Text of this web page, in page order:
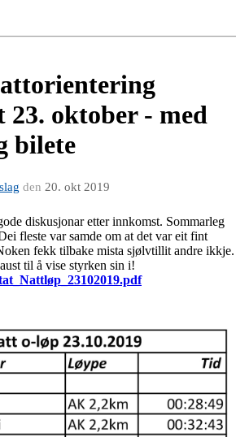
oktober - med
bilete
den 20. okt 2019
diskusjonar etter innkomst. Sommarleg
fleste var samde om at det var eit fint
fekk tilbake mista sjølvtillit andre ikkje.
til å vise styrken sin i!